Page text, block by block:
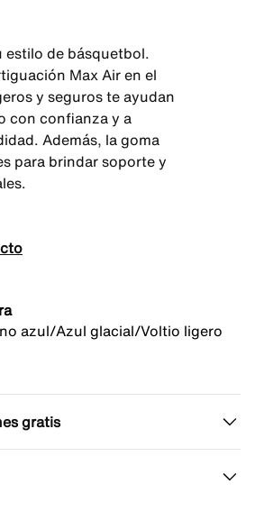
de básquetbol.
Max Air en el
y seguros te ayudan
con confianza y a
Además, la goma
para brindar soporte y
azul/Azul glacial/Voltio ligero
gratis